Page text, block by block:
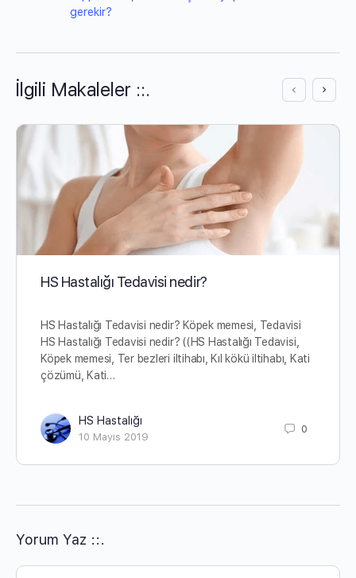
gerekir?
İlgili Makaleler ::.
HS Hastalığı Tedavisi nedir?
HS Hastalığı Tedavisi nedir? Köpek memesi, Tedavisi
HS Hastalığı Tedavisi nedir? ((HS Hastalığı Tedavisi,
Köpek memesi, Ter bezleri iltihabı, Kıl kökü iltihabı, Kati
çözümü, Kati…
HS Hastalığı
10 Mayıs 2019
0
Yorum Yaz ::.